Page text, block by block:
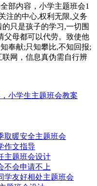
部内容，小学主题班会1
注的中心,权利无限,义务
只是孩子的学习,一切围
父母都可以代劳。致使他
奉献;只知攀比,不知回报;
网，信息真伪需自行辨
小学生主题班会教案
取暖安全主题班会
作文指导
主题班会设计
不会申请不上
学友好相处主题班会